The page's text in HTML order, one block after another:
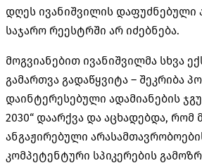
დღეს ივანიშვილის დაფუძნებული
საჯარო რეესტრში არ იძებნება.
მოგვიანებით ივანიშვილმა სხვა
გამართვა გადაწყვიტა – შეკრიბა
დაინტერესებული ადამიანების
2030“ დაარქვა და აცხადებდა, რომ
ანგაჟირებული
კომპეტენტური სპიკერების